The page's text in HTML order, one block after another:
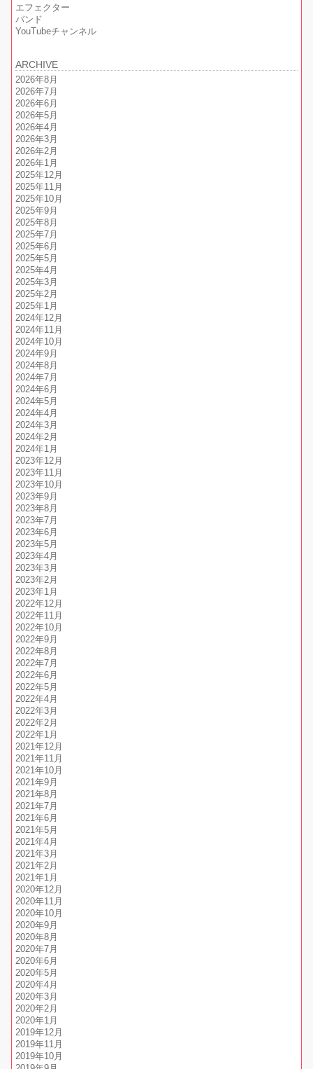
エフェクター
バンド
YouTubeチャンネル
ARCHIVE
2026年8月
2026年7月
2026年6月
2026年5月
2026年4月
2026年3月
2026年2月
2026年1月
2025年12月
2025年11月
2025年10月
2025年9月
2025年8月
2025年7月
2025年6月
2025年5月
2025年4月
2025年3月
2025年2月
2025年1月
2024年12月
2024年11月
2024年10月
2024年9月
2024年8月
2024年7月
2024年6月
2024年5月
2024年4月
2024年3月
2024年2月
2024年1月
2023年12月
2023年11月
2023年10月
2023年9月
2023年8月
2023年7月
2023年6月
2023年5月
2023年4月
2023年3月
2023年2月
2023年1月
2022年12月
2022年11月
2022年10月
2022年9月
2022年8月
2022年7月
2022年6月
2022年5月
2022年4月
2022年3月
2022年2月
2022年1月
2021年12月
2021年11月
2021年10月
2021年9月
2021年8月
2021年7月
2021年6月
2021年5月
2021年4月
2021年3月
2021年2月
2021年1月
2020年12月
2020年11月
2020年10月
2020年9月
2020年8月
2020年7月
2020年6月
2020年5月
2020年4月
2020年3月
2020年2月
2020年1月
2019年12月
2019年11月
2019年10月